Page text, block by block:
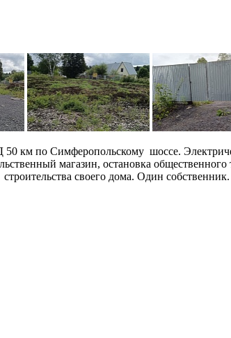
км по Симферопольскому шоссе.
магазин, остановка
своего дома. Один собственник.